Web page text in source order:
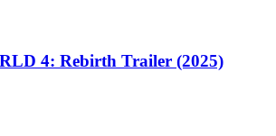
4: Rebirth Trailer (2025)